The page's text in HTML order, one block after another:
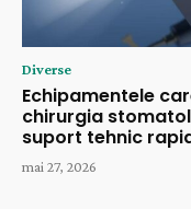
Diverse
Echipamentele
chirurgia
suport tehnic
mai 27, 2026